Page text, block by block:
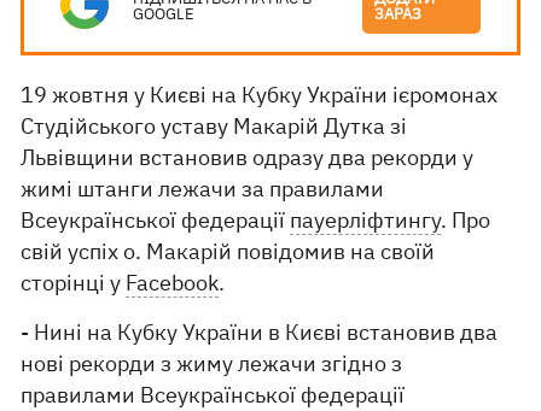
GOOGLE ЗАРАЗ
19 жовтня у Києві на Кубку України ієромонах
Студійського уставу Макарій Дутка зі
Львівщини встановив одразу два рекорди у
жимі штанги лежачи за правилами
Всеукраїнської федерації пауерліфтингу. Про
свій успіх о. Макарій повідомив на своїй
сторінці у Facebook.
- Нині на Кубку України в Києві встановив два
нові рекорди з жиму лежачи згідно з
правилами Всеукраїнської федерації